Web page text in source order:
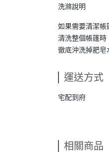
洗滌說明
如果需要清潔帳
清洗整個帳篷時
徹底沖洗掉肥皂
運送方式
宅配到府
相關商品